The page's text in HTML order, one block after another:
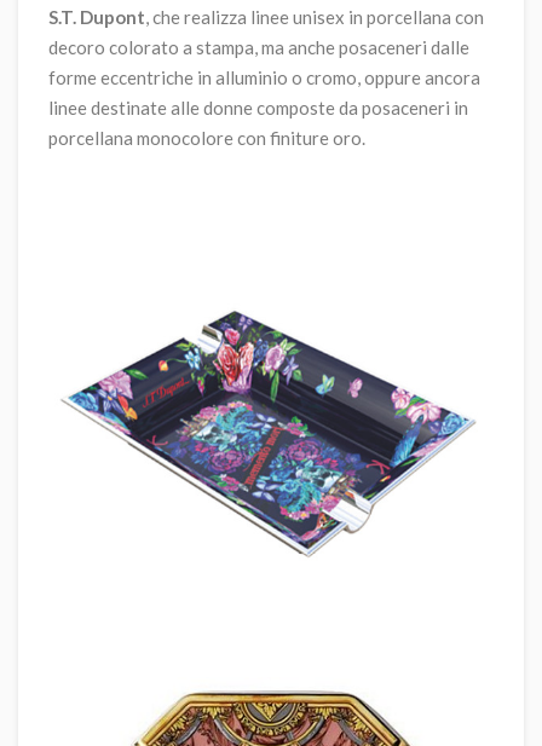
S.T. Dupont, che realizza linee unisex in porcellana con
decoro colorato a stampa, ma anche posaceneri dalle
forme eccentriche in alluminio o cromo, oppure ancora
linee destinate alle donne composte da posaceneri in
porcellana monocolore con finiture oro.